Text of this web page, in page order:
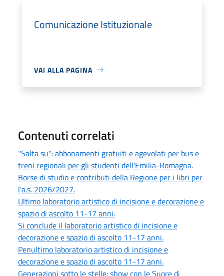
Comunicazione Istituzionale
VAI ALLA PAGINA
Contenuti correlati
''Salta su'': abbonamenti gratuiti e agevolati per bus e
treni regionali per gli studenti dell'Emilia-Romagna.
Borse di studio e contributi della Regione per i libri per
l'a.s. 2026/2027.
Ultimo laboratorio artistico di incisione e decorazione e
spazio di ascolto 11-17 anni.
Si conclude il laboratorio artistico di incisione e
decorazione e spazio di ascolto 11-17 anni.
Penultimo laboratorio artistico di incisione e
decorazione e spazio di ascolto 11-17 anni.
Generazioni sotto le stelle: show con le Suore di